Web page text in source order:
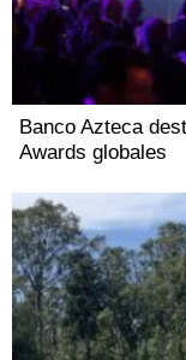
Banco Azteca
Awards globales